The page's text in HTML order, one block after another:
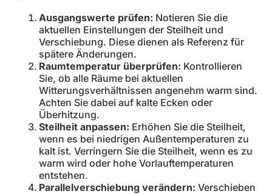
Ausgangswerte prüfen: Notieren Sie die
aktuellen Einstellungen der Steilheit und
Verschiebung. Diese dienen als Referenz für
spätere Änderungen.
Raumtemperatur überprüfen: Kontrollieren
Sie, ob alle Räume bei aktuellen
Witterungsverhältnissen angenehm warm sind.
Achten Sie dabei auf kalte Ecken oder
Überhitzung.
Steilheit anpassen: Erhöhen Sie die Steilheit,
wenn es bei niedrigen Außentemperaturen zu
kalt ist. Verringern Sie die Steilheit, wenn es zu
warm wird oder hohe Vorlauftemperaturen
entstehen.
Parallelverschiebung verändern: Verschieben